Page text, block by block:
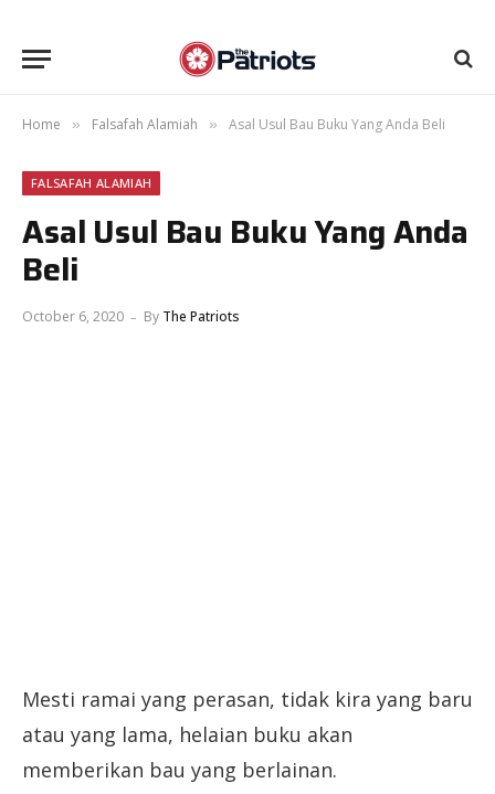
Home » Falsafah Alamiah » Asal Usul Bau Buku Yang Anda Beli
FALSAFAH ALAMIAH
Asal Usul Bau Buku Yang Anda
Beli
October 6, 2020 By The Patriots
Mesti ramai yang perasan, tidak kira yang baru
atau yang lama, helaian buku akan
memberikan bau yang berlainan.